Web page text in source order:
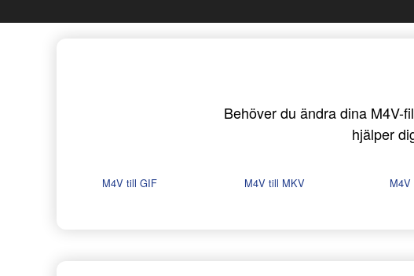
Behöver du ändra dina M4V-
hjälper
M4V till GIF M4V till MKV M4V